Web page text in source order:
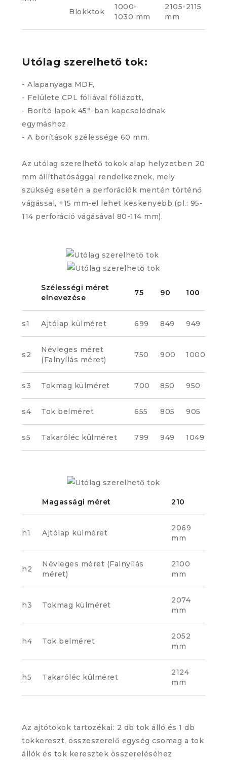
Blokktok
1000-
1030 mm
2105-2115
mm
Utólag szerelhető tok:
- Alapanyaga MDF,
- Felülete CPL fóliával fóliázott,
- Borító lapok 45°-ban kapcsolódnak
egymáshoz.
- A borítások szélessége 60 mm.
Az utólag szerelhető tokok alap helyzetben 20
mm állíthatósággal rendelkeznek, mely
szükség esetén a perforációk mentén történő
vágással, +15 mm-el lehet keskenyebb.(pl.: 95-
114 perforáció vágásával 80-114 mm).
Szélességi méret
elnevezése
75 90 100
s1 Ajtólap külméret 699 849 949
s2
Névleges méret
(Falnyílás méret)
750 900 1000
s3 Tokmag külméret 700 850 950
s4 Tok belméret 655 805 905
s5 Takaróléc külméret 799 949 1049
Magassági méret 210
h1 Ajtólap külméret
2069
mm
h2
Névleges méret (Falnyílás
méret)
2100
mm
h3 Tokmag külméret
2074
mm
h4 Tok belméret
2052
mm
h5 Takaróléc külméret
2124
mm
Az ajtótokok tartozékai: 2 db tok álló és 1 db
tokkereszt, összeszerelő egység csomag a tok
állók és tok keresztek összereléséhez